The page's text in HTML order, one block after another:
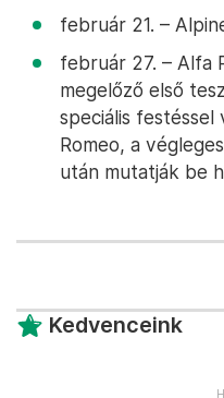
február 21. –
február 27. – Alfa
megelőző első
speciális festéssel
Romeo, a
után mutatják be
Kedvenceink